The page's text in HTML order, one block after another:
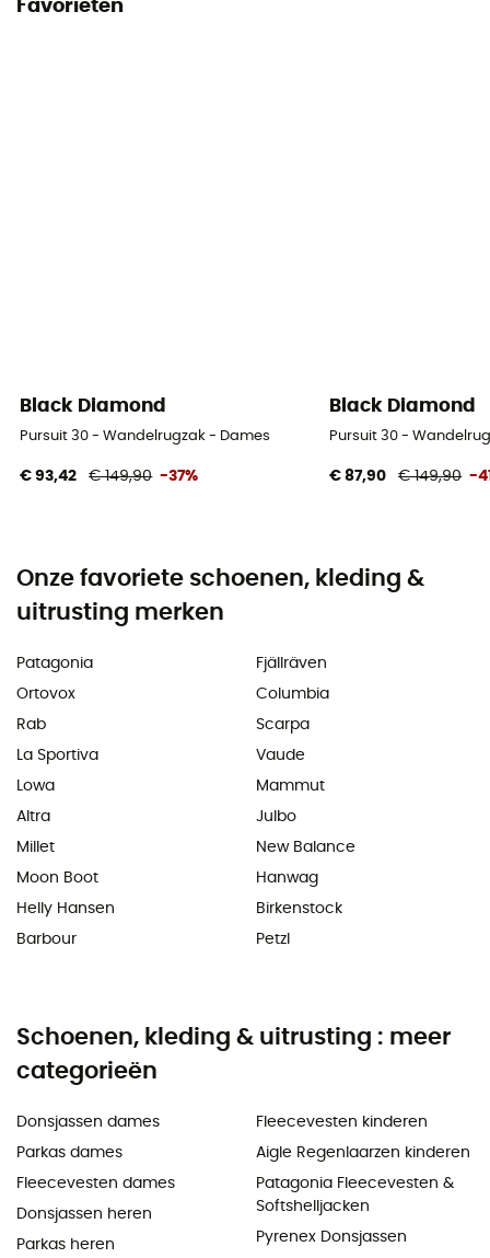
Favorieten
Black Diamond
Pursuit 30 - Wandelrugzak - Dames
€ 93,42 € 149,90 -37%
Black Diamond
Pursuit 30 -
€ 87,90 € 149,90 -
Onze favoriete schoenen, kleding &
uitrusting merken
Patagonia
Ortovox
Rab
La Sportiva
Lowa
Altra
Millet
Moon Boot
Helly Hansen
Barbour
Fjällräven
Columbia
Scarpa
Vaude
Mammut
Julbo
New Balance
Hanwag
Birkenstock
Petzl
Schoenen, kleding & uitrusting : meer
categorieën
Donsjassen dames
Parkas dames
Fleecevesten dames
Donsjassen heren
Parkas heren
Fleecevesten kinderen
Aigle Regenlaarzen kinderen
Patagonia Fleecevesten &
Softshelljacken
Pyrenex Donsjassen